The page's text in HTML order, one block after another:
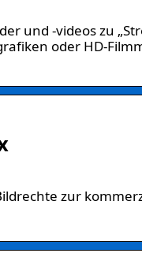
und -videos zu
oder HD-
zur